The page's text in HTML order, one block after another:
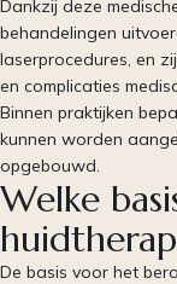
Dankzij deze
behandelingen
laserprocedures, en
en complicaties
Binnen praktijken
kunnen worden
opgebouwd.
Welke
De basis voor het